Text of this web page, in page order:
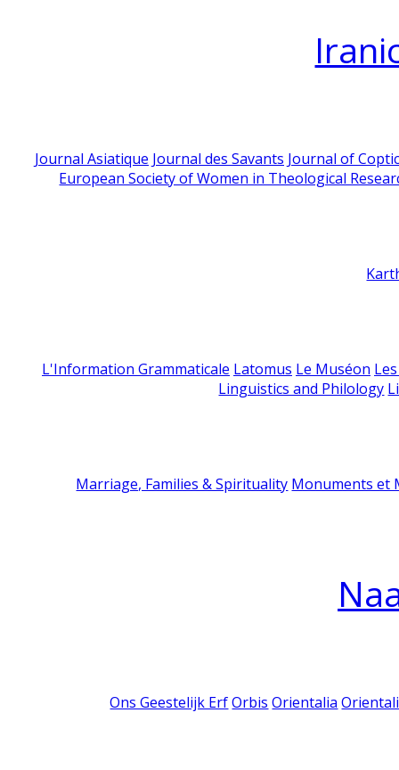
Journal Asiatique Journal des Savants Journal of
European Society of Women in Theological
L'Information Grammaticale Latomus Le Muséon
Linguistics and Philology
Marriage, Families & Spirituality Monuments et
Ons Geestelijk Erf Orbis Orientalia